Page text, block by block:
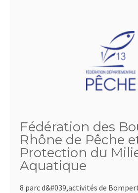
Fédération des
Rhône de Pêche
Protection du
Aquatique
8 parc d&#039,activités de